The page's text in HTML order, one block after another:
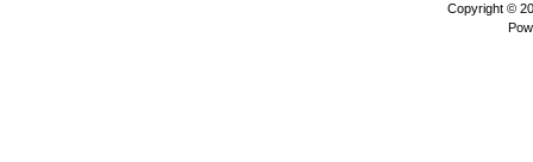
Copyright ©